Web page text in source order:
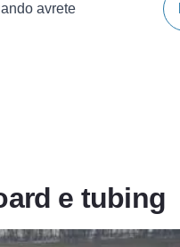
avrete
e tubing